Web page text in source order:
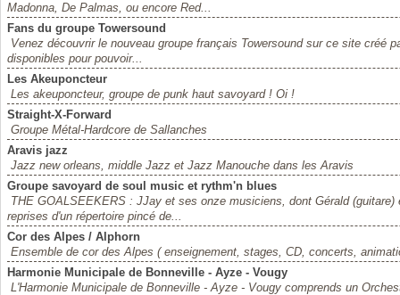
Madonna, De Palmas, ou encore Red...
Fans du groupe Towersound
Venez découvrir le nouveau groupe français Towersound sur ce site créé
disponibles pour pouvoir...
Les Akeuponcteur
Les akeuponcteur, groupe de punk haut savoyard ! Oi !
Straight-X-Forward
Groupe Métal-Hardcore de Sallanches
Aravis jazz
Jazz new orleans, middle Jazz et Jazz Manouche dans les Aravis
Groupe savoyard de soul music et rythm'n blues
THE GOALSEEKERS : JJay et ses onze musiciens, dont Gérald
reprises d'un répertoire pincé de...
Cor des Alpes / Alphorn
Ensemble de cor des Alpes ( enseignement, stages, CD, concerts,
Harmonie Municipale de Bonneville - Ayze - Vougy
L'Harmonie Municipale de Bonneville - Ayze - Vougy comprends un